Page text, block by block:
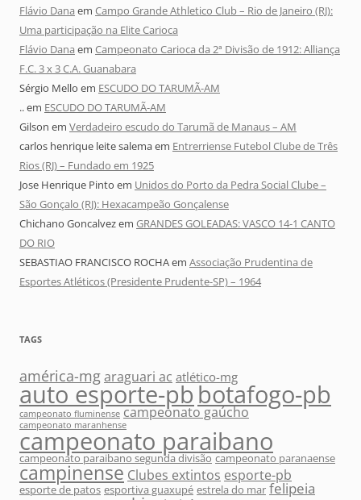
Flávio Dana em Campo Grande Athletico Club – Rio de Janeiro (RJ):
Uma participação na Elite Carioca
Flávio Dana em Campeonato Carioca da 2ª Divisão de 1912: Alliança
F.C. 3 x 3 C.A. Guanabara
Sérgio Mello em ESCUDO DO TARUMÃ-AM
..em ESCUDO DO TARUMÃ-AM
Gilson em Verdadeiro escudo do Tarumã de Manaus – AM
carlos henrique leite salemaem Entrerriense Futebol Clube de Três
Rios (RJ) – Fundado em 1925
Jose Henrique Pinto em Unidos do Porto da Pedra Social Clube –
São Gonçalo (RJ): Hexacampeão Gonçalense
Chichano Goncalvezem GRANDES GOLEADAS: VASCO 14-1 CANTO
DO RIO
SEBASTIAO FRANCISCO ROCHAem Associação Prudentina de
Esportes Atléticos (Presidente Prudente-SP) – 1964
TAGS
américa-mgaraguari ac atlético-mg
auto esporte-pbbotafogo-pb
campeonato fluminense campeonato gaúcho
campeonato maranhense
campeonato paraibano
campeonato paraibano segunda divisão campeonato paranaense
campinense Clubes extintos esporte-pb
esporte de patos esportiva guaxupé estrela do mar felipeia